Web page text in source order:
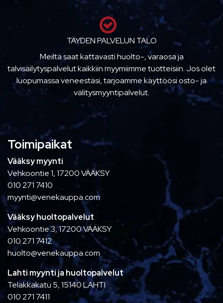
TÄYDEN PALVELUN TALO
Meiltä saat kattavasti huolto-, varaosa ja
talvisäilytyspalvelut kaikkiin myymiimme tuotteisiin. Jos olet
luopumassa veneestäsi, tarjoamme käyttöösi osto- ja
välitysmyyntipalvelut.
Toimipaikat
Vääksy myynti
Vehkoontie 1, 17200 VÄÄKSY
010 271 7410
myynti@venekauppa.com
Vääksy huoltopalvelut
Vehkoontie 3, 17200 VÄÄKSY
010 271 7412
huolto@venekauppa.com
Lahti myynti ja huoltopalvelut
Telakkakatu 5, 15140 LAHTI
010 271 7411